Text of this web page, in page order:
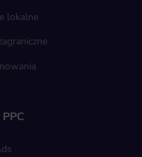
lokalne